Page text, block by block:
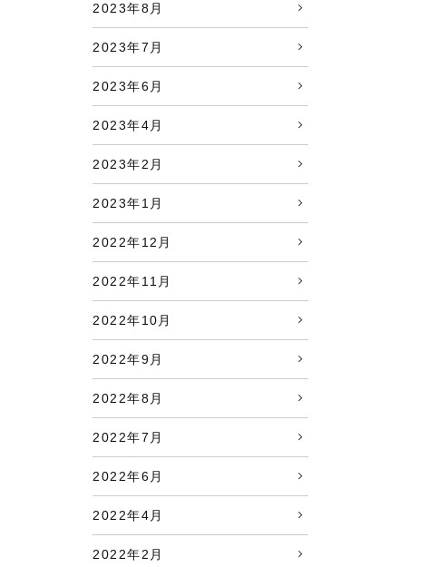
2023年8月
2023年7月
2023年6月
2023年4月
2023年2月
2023年1月
2022年12月
2022年11月
2022年10月
2022年9月
2022年8月
2022年7月
2022年6月
2022年4月
2022年2月